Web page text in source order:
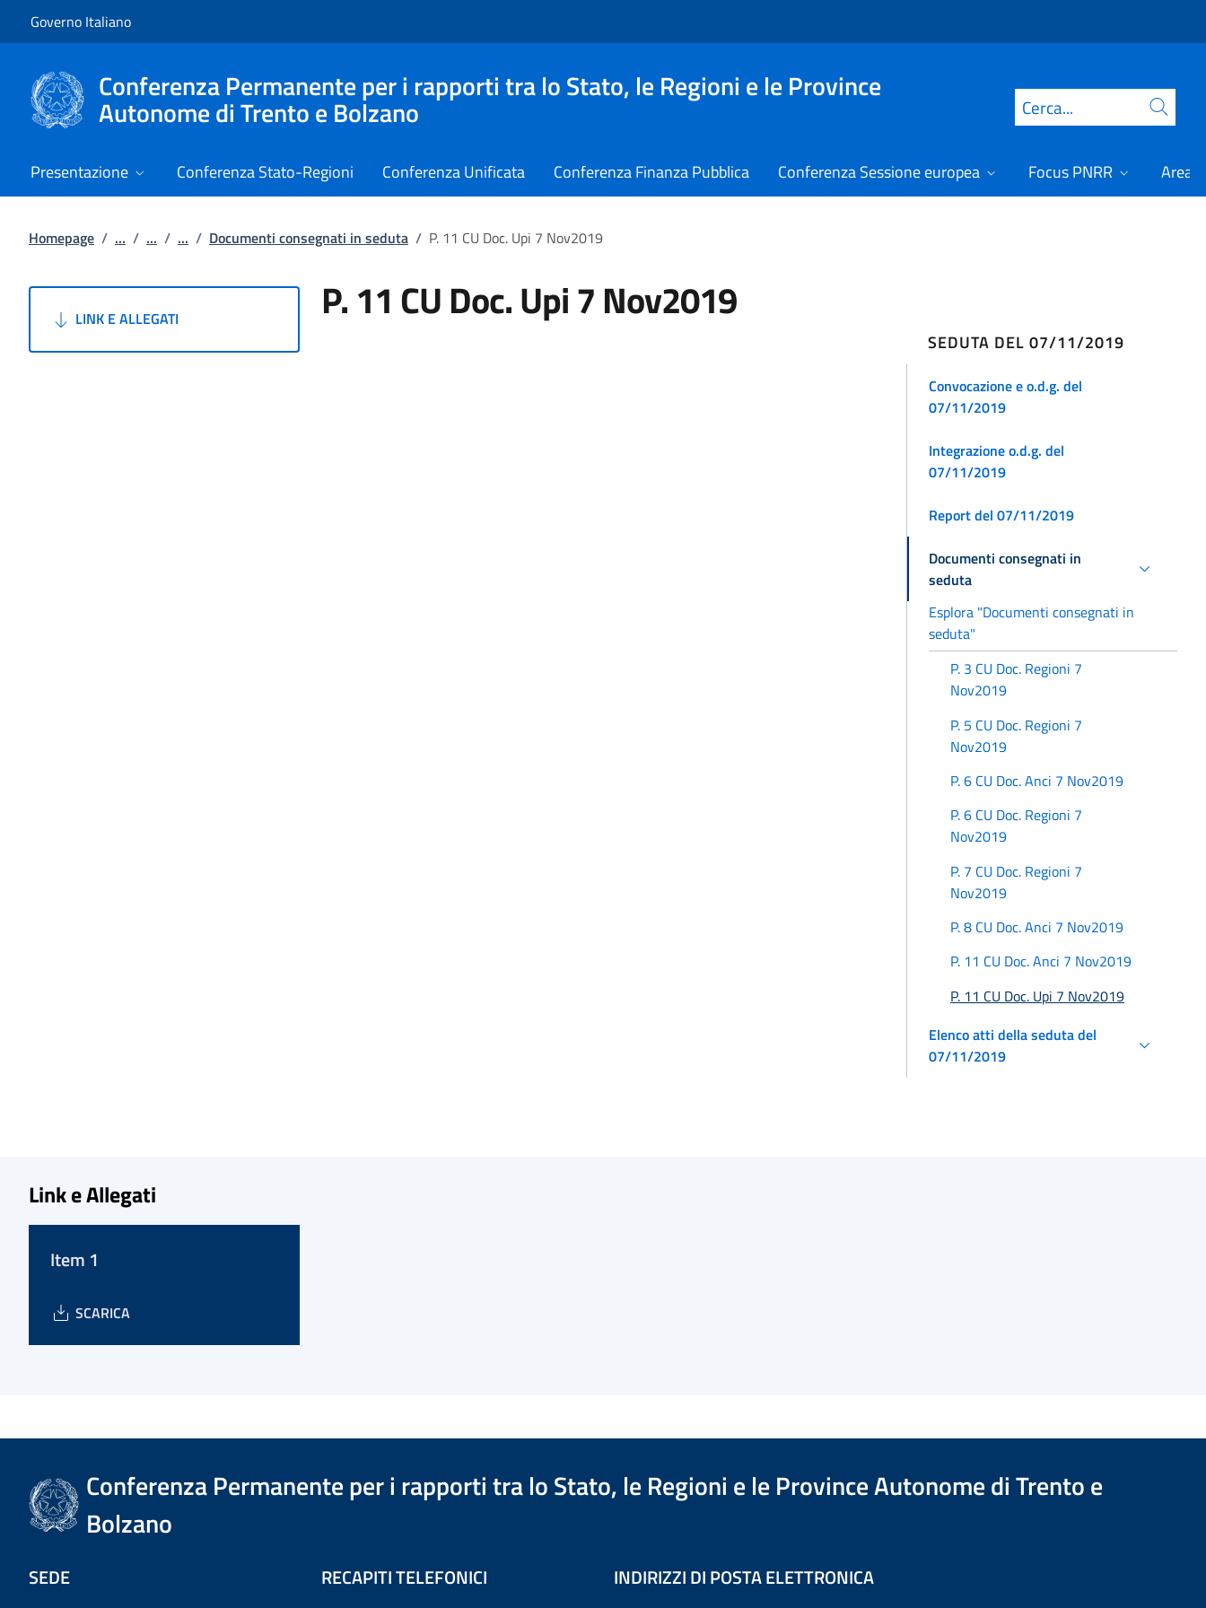
Governo Italiano
Conferenza Permanente per i rapporti tra lo Stato, le Regioni e le Province
Autonome di Trento e Bolzano Cerca
Presentazione Conferenza Stato-Regioni Conferenza Unificata Conferenza Finanza Pubblica Conferenza Sessione europea Focus PNRR Area
Homepage / ... / ... / ... / Documenti consegnati in seduta / P. 11 CU Doc. Upi 7 Nov2019
LINK E ALLEGATI P. 11 CU Doc. Upi 7 Nov2019
SEDUTA DEL 07/11/2019
Convocazione e o.d.g. del
07/11/2019
Integrazione o.d.g. del
07/11/2019
Report del 07/11/2019
Documenti consegnati in
seduta
Esplora "Documenti consegnati in
seduta"
P. 3 CU Doc. Regioni 7
Nov2019
P. 5 CU Doc. Regioni 7
Nov2019
P. 6 CU Doc. Anci 7 Nov2019
P. 6 CU Doc. Regioni 7
Nov2019
P. 7 CU Doc. Regioni 7
Nov2019
P. 8 CU Doc. Anci 7 Nov2019
P. 11 CU Doc. Anci 7 Nov2019
P. 11 CU Doc. Upi 7 Nov2019
Elenco atti della seduta del
07/11/2019
Link e Allegati
Item 1
SCARICA
Conferenza Permanente per i rapporti tra lo Stato, le Regioni e le Province Autonome di Trento e
Bolzano
SEDE RECAPITI TELEFONICI INDIRIZZI DI POSTA ELETTRONICA